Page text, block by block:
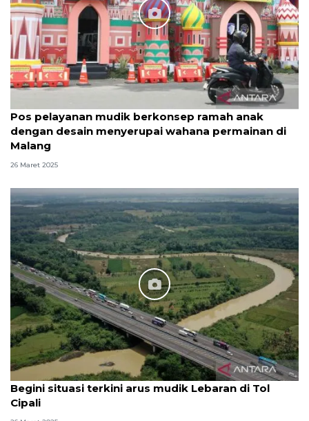
Pos pelayanan mudik berkonsep ramah anak
dengan desain menyerupai wahana permainan di
Malang
26 Maret 2025
Begini situasi terkini arus mudik Lebaran di Tol
Cipali